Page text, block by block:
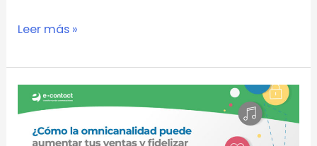
Leer más »
Cómo
la
omnicanalidad